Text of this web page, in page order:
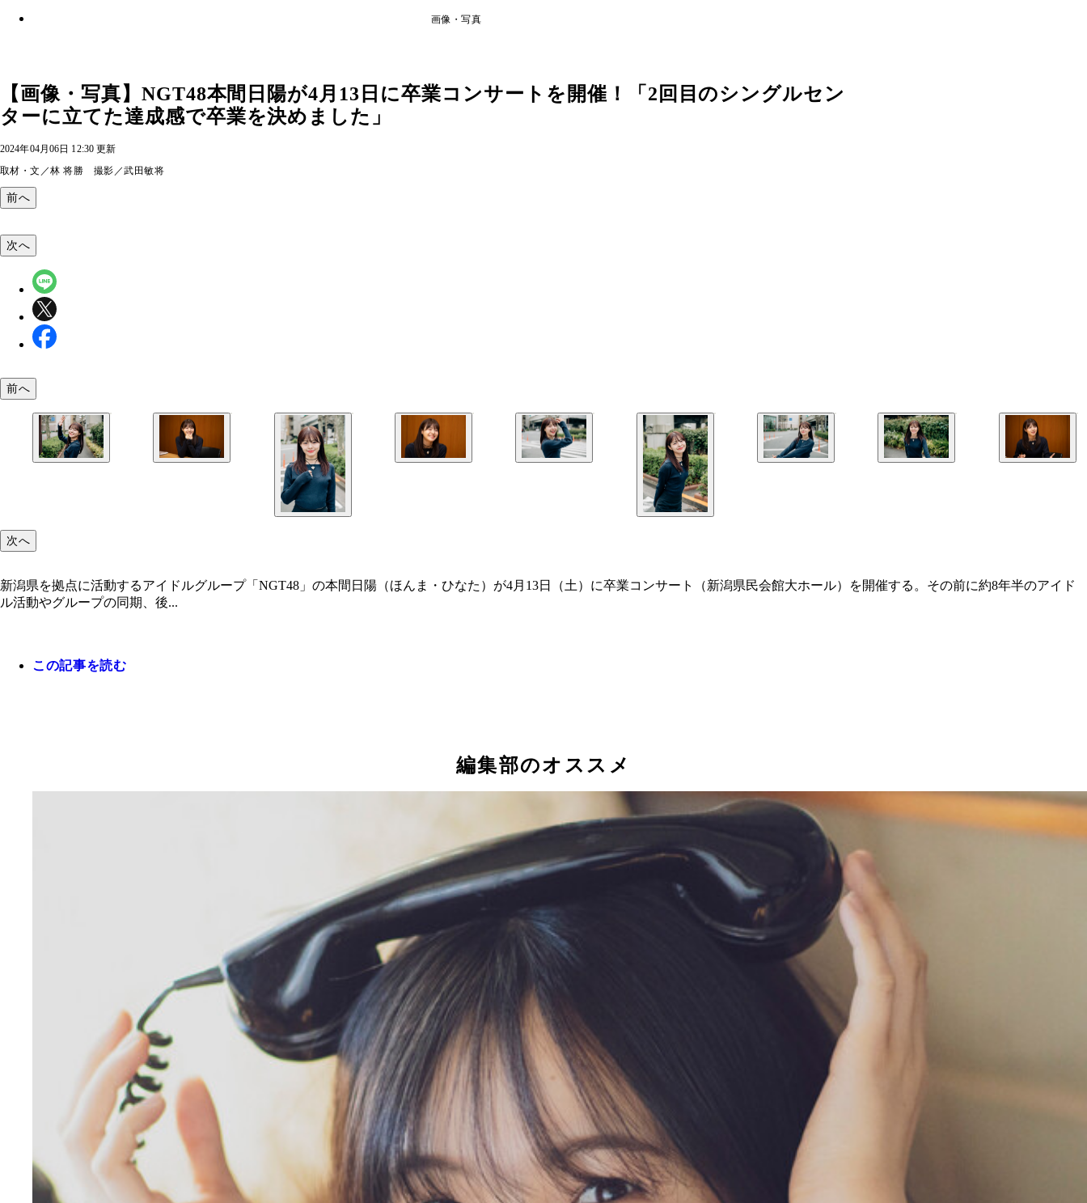
画像・写真
【画像・写真】NGT48本間日陽が4月13日に卒業コンサートを開催！「2回目のシングルセン
ターに立てた達成感で卒業を決めました」
2024年04月06日 12:30 更新
取材・文／林 将勝 撮影／武田敏将
前へ
次へ
前へ
次へ
新潟県を拠点に活動するアイドルグループ「NGT48」の本間日陽（ほんま・ひなた）が4月13日（土）に卒業コンサート（新潟県民会館大ホール）を開催する。その前に約8年半のアイド
ル活動やグループの同期、後...
この記事を読む
編集部のオススメ